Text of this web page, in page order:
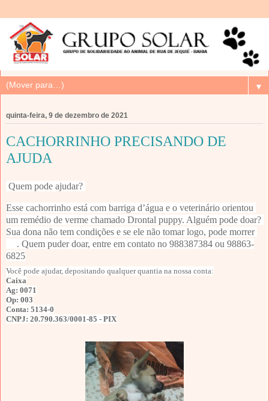
▼
quinta-feira, 9 de dezembro de 2021
CACHORRINHO PRECISANDO DE
AJUDA
Quem pode ajudar?
Esse cachorrinho está com barriga d’água e o veterinário orientou
um remédio de verme chamado Drontal puppy. Alguém pode doar?
Sua dona não tem condições e se ele não tomar logo, pode morrer
. Quem puder doar, entre em contato no 988387384 ou 98863-
6825
Você pode ajudar, depositando qualquer quantia na nossa conta:
Caixa
Ag: 0071
Op: 003
Conta: 5134-0
CNPJ: 20.790.363/0001-85 - PIX